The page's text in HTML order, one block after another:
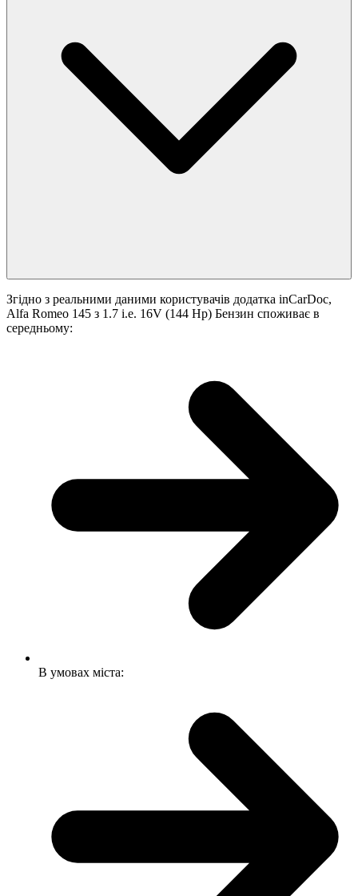
Згідно з реальними даними користувачів додатка inCarDoc,
Alfa Romeo 145 з 1.7 i.e. 16V (144 Hp) Бензин споживає в
середньому:
В умовах міста: